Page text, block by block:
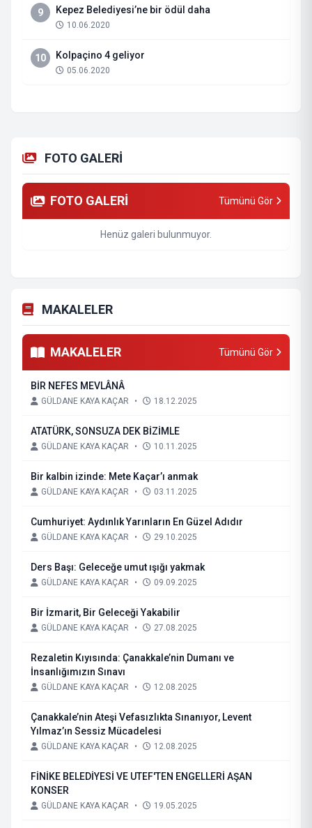
9 Kepez Belediyesi’ne bir ödül daha
10.06.2020
10 Kolpaçino 4 geliyor
05.06.2020
FOTO GALERİ
FOTO GALERİ Tümünü Gör
Henüz galeri bulunmuyor.
MAKALELER
MAKALELER Tümünü Gör
BİR NEFES MEVLÂNÂ
GÜLDANE KAYA KAÇAR • 18.12.2025
ATATÜRK, SONSUZA DEK BİZİMLE
GÜLDANE KAYA KAÇAR • 10.11.2025
Bir kalbin izinde: Mete Kaçar’ı anmak
GÜLDANE KAYA KAÇAR • 03.11.2025
Cumhuriyet: Aydınlık Yarınların En Güzel Adıdır
GÜLDANE KAYA KAÇAR • 29.10.2025
Ders Başı: Geleceğe umut ışığı yakmak
GÜLDANE KAYA KAÇAR • 09.09.2025
Bir İzmarit, Bir Geleceği Yakabilir
GÜLDANE KAYA KAÇAR • 27.08.2025
Rezaletin Kıyısında: Çanakkale’nin Dumanı ve
İnsanlığımızın Sınavı
GÜLDANE KAYA KAÇAR • 12.08.2025
Çanakkale’nin Ateşi Vefasızlıkta Sınanıyor, Levent
Yılmaz’ın Sessiz Mücadelesi
GÜLDANE KAYA KAÇAR • 12.08.2025
FİNİKE BELEDİYESİ VE UTEF'TEN ENGELLERİ AŞAN
KONSER
GÜLDANE KAYA KAÇAR • 19.05.2025